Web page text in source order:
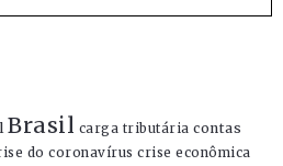
Brasil carga tributária contas
do coronavírus crise econômica